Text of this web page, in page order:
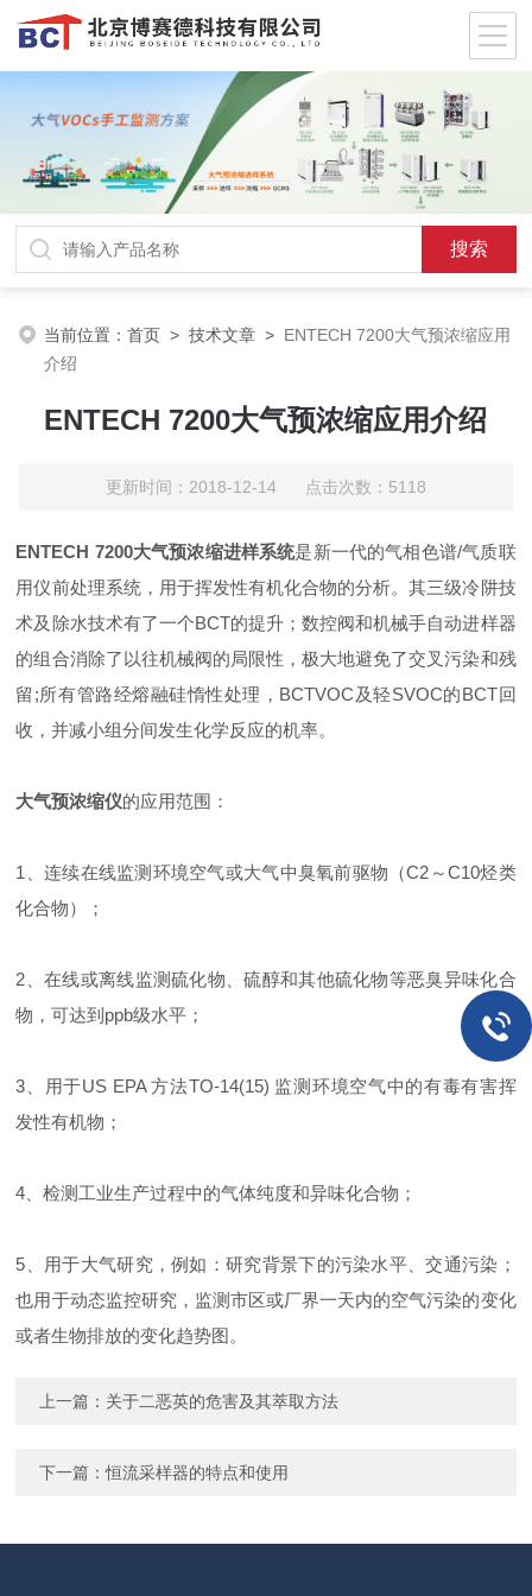
当前位置：首页 >技术文章 > ENTECH 7200大气预浓缩应用
介绍
ENTECH 7200大气预浓缩应用介绍
更新时间：2018-12-14 点击次数：5118
ENTECH 7200大气预浓缩进样系统是新一代的气相色谱/气质联
用仪前处理系统，用于挥发性有机化合物的分析。其三级冷阱技
术及除水技术有了一个BCT的提升；数控阀和机械手自动进样器
的组合消除了以往机械阀的局限性，极大地避免了交叉污染和残
留;所有管路经熔融硅惰性处理，BCTVOC及轻SVOC的BCT回
收，并减小组分间发生化学反应的机率。
大气预浓缩仪的应用范围：
1、连续在线监测环境空气或大气中臭氧前驱物（C2～C10烃类
化合物）；
2、在线或离线监测硫化物、硫醇和其他硫化物等恶臭异味化合
物，可达到ppb级水平；
3、用于US EPA 方法TO-14(15) 监测环境空气中的有毒有害挥
发性有机物；
4、检测工业生产过程中的气体纯度和异味化合物；
5、用于大气研究，例如：研究背景下的污染水平、交通污染；
也用于动态监控研究，监测市区或厂界一天内的空气污染的变化
或者生物排放的变化趋势图。
上一篇： 关于二恶英的危害及其萃取方法
下一篇：恒流采样器的特点和使用